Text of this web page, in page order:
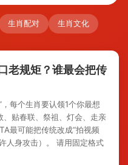
生肖配对 生肖文化
老规矩？谁最会把传
每个生肖要认领1个你最想
贴春联、祭祖、灯会、走亲
最可能把传统改成“拍视频
人身攻击）。 请用固定格式